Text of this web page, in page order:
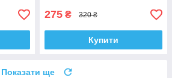
275 ₴ 320 ₴
Купити
Показати ще